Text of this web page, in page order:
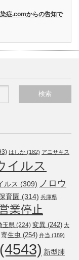
症.comからの告知で
はしか (182) アニサキス
イルス
ルス (309) ノロウ
育園 (314) 兵庫県
業停止
玉県 (224) 変異 (242) 大
寄生虫 (254) 弁当 (189)
(4543) 新型肺